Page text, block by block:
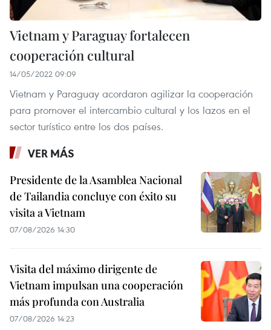
Vietnam y Paraguay fortalecen
cooperación cultural
14/05/2022 09:09
Vietnam y Paraguay acordaron agilizar la cooperación
para promover el intercambio cultural y los lazos en el
sector turístico entre los dos países.
VER MÁS
Presidente de la Asamblea Nacional
de Tailandia concluye con éxito su
visita a Vietnam
07/08/2026 14:30
Visita del máximo dirigente de
Vietnam impulsan una cooperación
más profunda con Australia
07/08/2026 14:23